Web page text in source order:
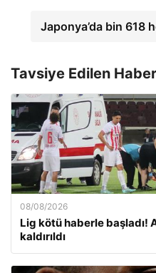
Japonya’da bin 618
Tavsiye Edilen
08/08/2026
Lig kötü haberle başladı!
kaldırıldı